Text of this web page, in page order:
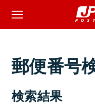
郵便番号
検索結果